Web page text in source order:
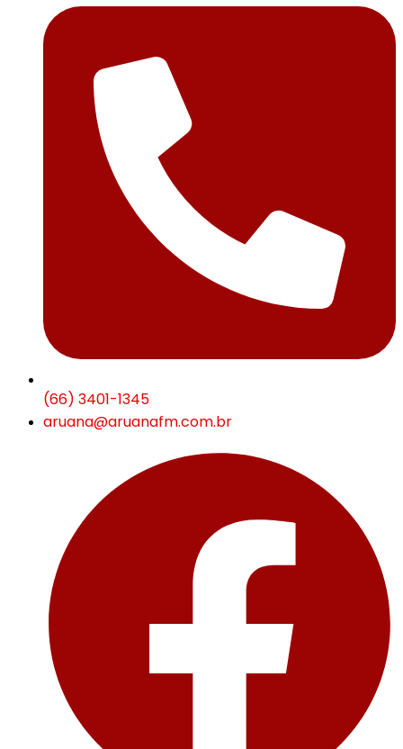
(66) 3401-1345
aruana@aruanafm.com.br